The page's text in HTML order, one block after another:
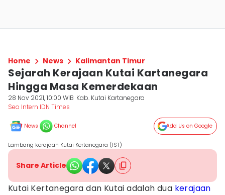
Home News Kalimantan Timur
Sejarah Kerajaan Kutai Kartanegara
Hingga Masa Kemerdekaan
28 Nov 2021, 10:00 WIB Kab. Kutai Kartanegara
Seo Intern IDN Times
News Channel Add Us on Google
Lambang kerajaan Kutai Kertanegara (IST)
Share Article
Kutai Kertanegara dan Kutai adalah dua kerajaan